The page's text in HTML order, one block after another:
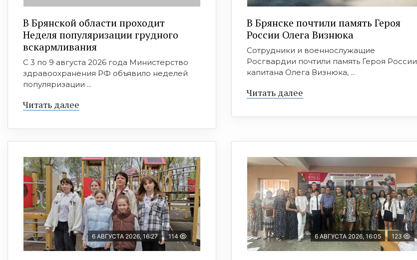
В Брянской области проходит
Неделя популяризации грудного
вскармливания
С 3 по 9 августа 2026 года Министерство
здравоохранения РФ объявило неделей
популяризации ...
Читать далее
В Брянске почтили память Героя
России Олега Визнюка
Сотрудники и военнослужащие
Росгвардии почтили память Героя России
капитана Олега Визнюка, ...
Читать далее
6 АВГУСТА 2026, 16:27 114 6 АВГУСТА 2026, 16:05 123